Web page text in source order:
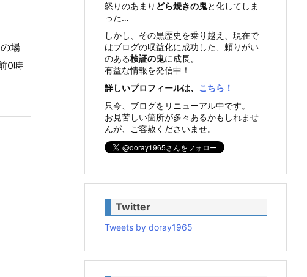
場
0時
怒りのあまり どら焼きの鬼と化してしま
った…
しかし、その黒歴史を乗り越え、現在で
はブログの収益化に成功した、頼りがい
のある検証の鬼に成長。
有益な情報を発信中！
詳しいプロフィールは、 こちら！
只今、ブログをリニューアル中です。
お見苦しい箇所が多々あるかもしれませ
んが、ご容赦くださいませ。
Twitter
Tweets by doray1965